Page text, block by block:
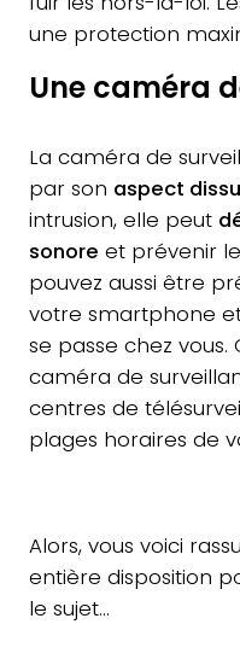
une protection
Une caméra
La caméra de
par son aspect
intrusion, elle peut
sonore et prévenir
pouvez aussi être
votre smartphone
se passe chez
caméra de
centres de
plages horaires de
Alors, vous voici
entière disposition
le sujet…